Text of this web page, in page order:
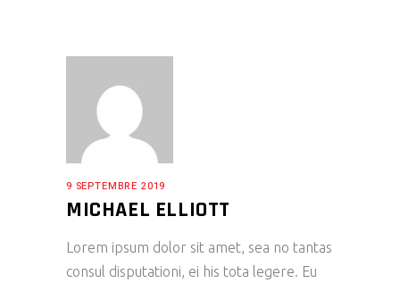
9 SEPTEMBRE 2019
MICHAEL ELLIOTT
Lorem ipsum dolor sit amet, sea no tantas
consul disputationi, ei his tota legere. Eu